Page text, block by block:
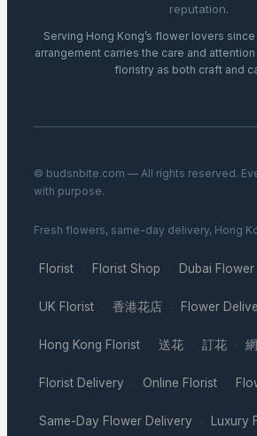
reputation.
Serving Hong Kong’s flower lovers
arrangement carries the care and
floristry as both craft and
© budsnbite.com — All rights reserved.
with purpose.
Fresh flowers, same-day delivery, Hong
Florist · Florist Shop · Dubai
UK Florist · 香港花店 · Flower
Hong Kong Florist · 送花 · 訂花 ·
Florist Delivery · Online Florist ·
Same-Day Flower Delivery · Luxury